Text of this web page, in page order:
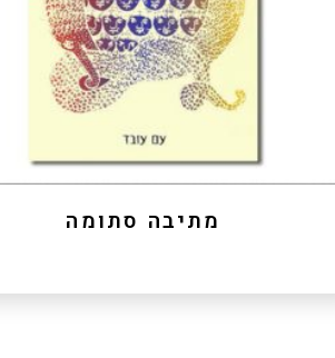
מתיבה סתומה